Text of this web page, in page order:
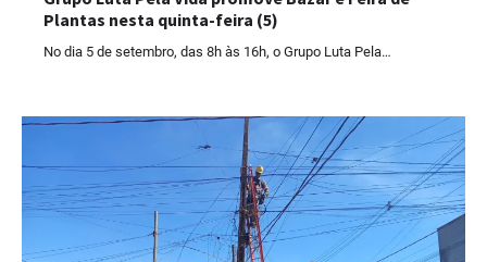
Plantas nesta quinta-feira (5)
No dia 5 de setembro, das 8h às 16h, o Grupo Luta Pela…